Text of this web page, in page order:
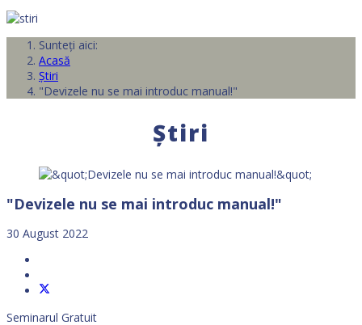
Sunteți aici:
Acasă
Știri
"Devizele nu se mai introduc manual!"
Știri
"Devizele nu se mai introduc manual!"
30 August 2022
Seminarul Gratuit